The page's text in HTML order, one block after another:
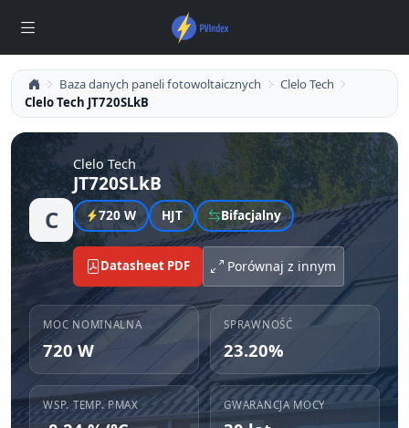
Baza danych paneli fotowoltaicznych
Clelo Tech
Clelo Tech JT720SLkB
C
Clelo Tech
JT720SLkB
720 W HJT Bifacjalny
Datasheet PDF Porównaj z innym
MOC NOMINALNA
720 W
SPRAWNOŚĆ
23.20%
WSP. TEMP. PMAX GWARANCJA MOCY